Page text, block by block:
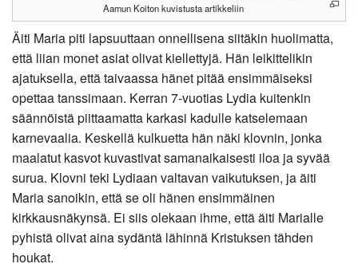
Aamun Koiton kuvistusta artikkeliin
Äiti Maria piti lapsuuttaan onnellisena siitäkin huolimatta,
että liian monet asiat olivat kiellettyjä. Hän leikittelikin
ajatuksella, että taivaassa hänet pitää ensimmäiseksi
opettaa tanssimaan. Kerran 7-vuotias Lydia kuitenkin
säännöistä piittaamatta karkasi kadulle katselemaan
karnevaalia. Keskellä kulkuetta hän näki klovnin, jonka
maalatut kasvot kuvastivat samanaikaisesti iloa ja syvää
surua. Klovni teki Lydiaan valtavan vaikutuksen, ja äiti
Maria sanoikin, että se oli hänen ensimmäinen
kirkkausnäkynsä. Ei siis olekaan ihme, että äiti Marialle
pyhistä olivat aina sydäntä lähinnä Kristuksen tähden
houkat.